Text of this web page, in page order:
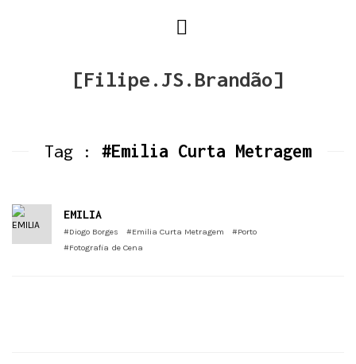
[Filipe.JS.Brandão]
Tag : #Emilia Curta Metragem
EMILIA
#Diogo Borges #Emilia Curta Metragem
#Porto
#Fotografia de Cena